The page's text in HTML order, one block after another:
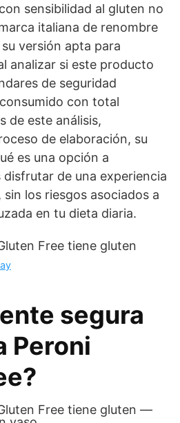
sensibilidad al gluten no
italiana de renombre
versión apta para
analizar si este producto
de seguridad
con total
de este análisis,
de elaboración, su
es una opción a
de una experiencia
los riesgos asociados a
en tu dieta diaria.
segura
Peroni